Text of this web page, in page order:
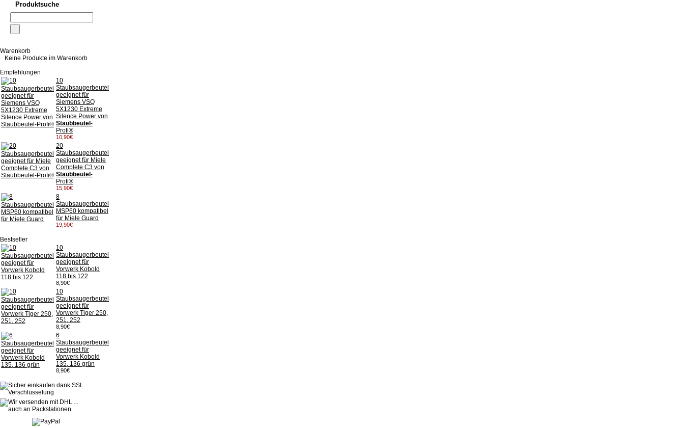
Produktsuche
Warenkorb
Keine Produkte im Warenkorb
Empfehlungen
10
Staubsaugerbeutel
geeignet für
Siemens VSQ
5X1230 Extreme
Silence Power von
Staubbeutel -
Profi®
10,90€
20
Staubsaugerbeutel
geeignet für Miele
Complete C3 von
Staubbeutel -
Profi®
15,90€
8
Staubsaugerbeutel
MSP60 kompatibel
für Miele Guard
19,90€
Bestseller
10
Staubsaugerbeutel
geeignet für
Vorwerk Kobold
118 bis 122
8,90€
10
Staubsaugerbeutel
geeignet für
Vorwerk Tiger 250,
251, 252
8,90€
6
Staubsaugerbeutel
geeignet für
Vorwerk Kobold
135, 136 grün
8,90€